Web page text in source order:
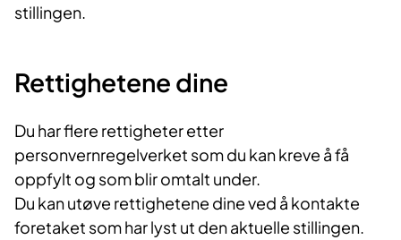
stillingen.
Rettighetene dine
Du har flere rettigheter etter
personvernregelverket som du kan kreve å få
oppfylt og som blir omtalt under.
Du kan utøve rettighetene dine ved å kontakte
foretaket som har lyst ut den aktuelle stillingen.